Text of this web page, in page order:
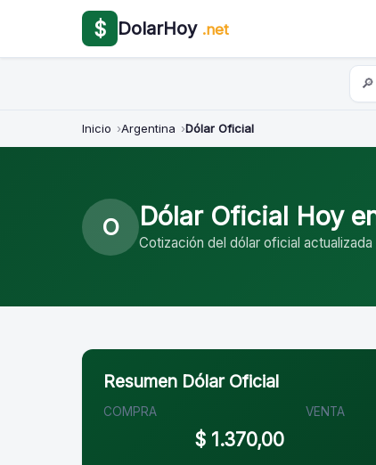
$ DolarHoy .net
🔎
Inicio Argentina Dólar Oficial
O Dólar Oficial Hoy
Cotización del dólar oficial
Resumen Dólar Oficial
COMPRA
$ 1.370,00
VENTA